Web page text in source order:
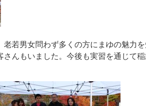
若男女問わず多くの方にまゆの魅力
んもいました。今後も実習を通じて